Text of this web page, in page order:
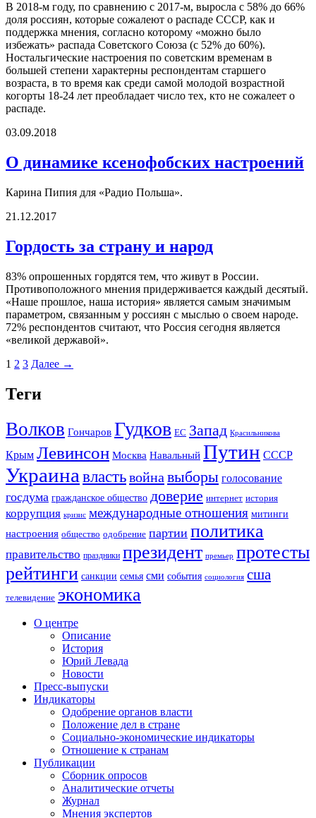
В 2018-м году, по сравнению с 2017-м, выросла с 58% до 66%
доля россиян, которые сожалеют о распаде СССР, как и
поддержка мнения, согласно которому «можно было
избежать» распада Советского Союза (с 52% до 60%).
Ностальгические настроения по советским временам в
большей степени характерны респондентам старшего
возраста, в то время как среди самой молодой возрастной
когорты 18-24 лет преобладает число тех, кто не сожалеет о
распаде.
03.09.2018
О динамике ксенофобских настроений
Карина Пипия для «Радио Польша».
21.12.2017
Гордость за страну и народ
83% опрошенных гордятся тем, что живут в России.
Противоположного мнения придерживается каждый десятый.
«Наше прошлое, наша история» является самым значимым
параметром, связанным у россиян с мыслью о своем народе.
72% респондентов считают, что Россия сегодня является
«великой державой».
1 2 3 Далее →
Теги
Волков Гончаров Гудков ЕС Запад Красильникова
Крым Левинсон Москва Навальный Путин СССР
Украина властьвойна выборы голосование
госдума гражданское общество доверие интернет история
коррупция кризис международные отношения митинги
настроения общество одобрение партии политика
правительство праздники президент премьер протесты
рейтинги санкции семья сми события социология сша
телевидение экономика
О центре
Описание
История
Юрий Левада
Новости
Пресс-выпуски
Индикаторы
Одобрение органов власти
Положение дел в стране
Социально-экономические индикаторы
Отношение к странам
Публикации
Сборник опросов
Аналитические отчеты
Журнал
Мнения экспертов